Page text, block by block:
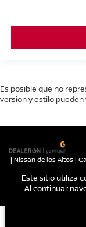
Es posible que no
version y estilo pueden
| Nissan de los Altos |
Aviso de Privacidad|
Este sitio utiliza
Al continuar